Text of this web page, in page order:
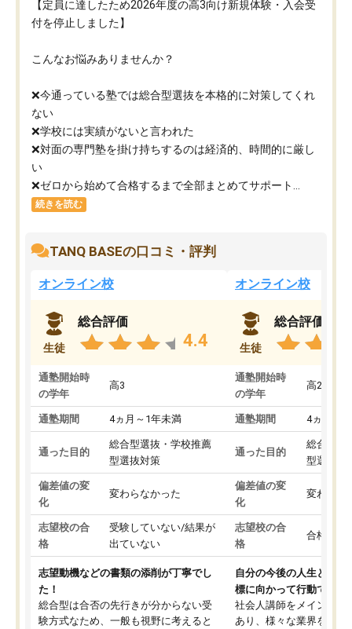
【定員に達したため2026年度の高3向け新規体験・入会受
付を停止しました】
こんなお悩みありませんか？
❌今通っている塾では総合型選抜を本格的に対策してくれ
ない
❌学校には実績がないと言われた
❌対面の専門塾を掛け持ちするのは経済的、時間的に厳し
い
❌ゼロから始めて合格するまで全部まとめてサポート...
続きを読む
TANQ BASEの口コミ・評判
オンライン校
生徒
総合評価
4.4
通塾開始時
の学年
高3
通塾期間 4ヵ月～1年未満
通った目的
総合型選抜・学校推薦
型選抜対策
偏差値の変
化
変わらなかった
志望校の合
格
受験していない/結果が
出ていない
志望動機などの書類の添削が丁寧でし
た！
総合型は合否の先行きが分からない受
験方式なため、一般も視野に考えると
オンライン校
生徒
総合評価
通塾開始時
の学年
高2
通塾期間 4ヵ月～1
通った目的
総合型選
型選抜対
偏差値の変
化
変わらな
志望校の合
格
合格した
自分の今後の人生と真剣
標に向かって行動できる
社会人講師をメインとし
あり、様々な業界を経験